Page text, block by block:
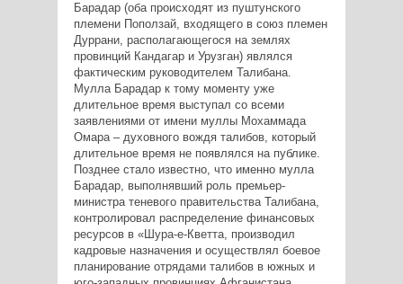
Барадар (оба происходят из пуштунского
племени Поползай, входящего в союз племен
Дуррани, располагающегося на землях
провинций Кандагар и Урузган) являлся
фактическим руководителем Талибана.
Мулла Барадар к тому моменту уже
длительное время выступал со всеми
заявлениями от имени муллы Мохаммада
Омара – духовного вождя талибов, который
длительное время не появлялся на публике.
Позднее стало известно, что именно мулла
Барадар, выполнявший роль премьер-
министра теневого правительства Талибана,
контролировал распределение финансовых
ресурсов в «Шура-е-Кветта, производил
кадровые назначения и осуществлял боевое
планирование отрядами талибов в южных и